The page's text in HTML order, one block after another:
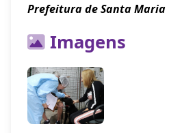
Prefeitura de Santa Maria
Imagens